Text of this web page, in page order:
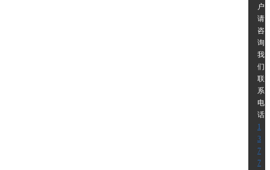
户
请
咨
询
我
们
联
系
电
话
1
3
7
7